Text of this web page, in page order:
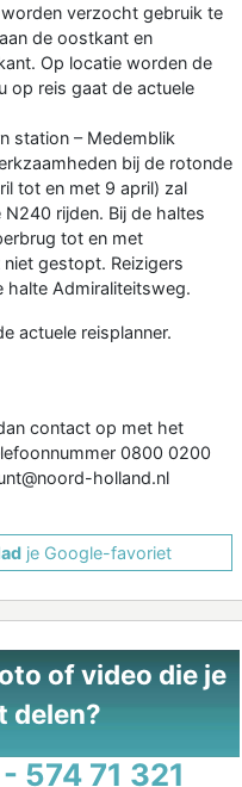
verzocht gebruik te
de oostkant en
Op locatie worden de
op reis gaat de actuele
station – Medemblik
bij de rotonde
tot en met 9 april) zal
rijden. Bij de haltes
tot en met
gestopt. Reizigers
halte Admiraliteitsweg.
actuele reisplanner.
contact op met het
0800 0200
holland.nl
je Google-favoriet
of video die je
delen?
574 71 321